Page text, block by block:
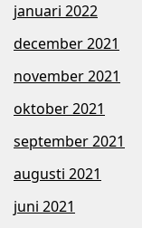
januari 2022
december 2021
november 2021
oktober 2021
september 2021
augusti 2021
juni 2021